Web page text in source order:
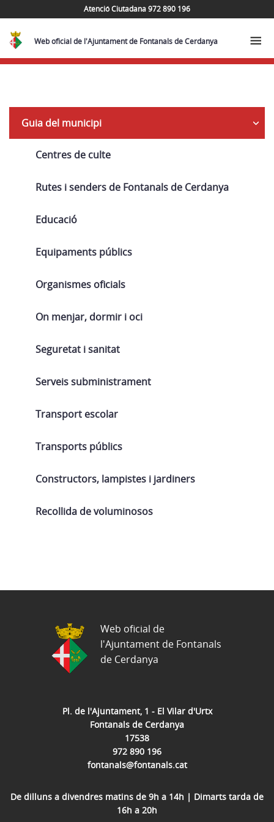
Atenció Ciutadana 972 890 196
Web oficial de l'Ajuntament de Fontanals de Cerdanya
Navega
Guia del municipi
Centres de culte
Rutes i senders de Fontanals de Cerdanya
Educació
Equipaments públics
Organismes oficials
On menjar, dormir i oci
Seguretat i sanitat
Serveis subministrament
Transport escolar
Transports públics
Constructors, lampistes i jardiners
Recollida de voluminosos
Pl. de l'Ajuntament, 1 - El Vilar d'Urtx
Fontanals de Cerdanya
17538
972 890 196
fontanals@fontanals.cat
De dilluns a divendres matins de 9h a 14h | Dimarts tarda de
16h a 20h
Web oficial de
l'Ajuntament de Fontanals
de Cerdanya